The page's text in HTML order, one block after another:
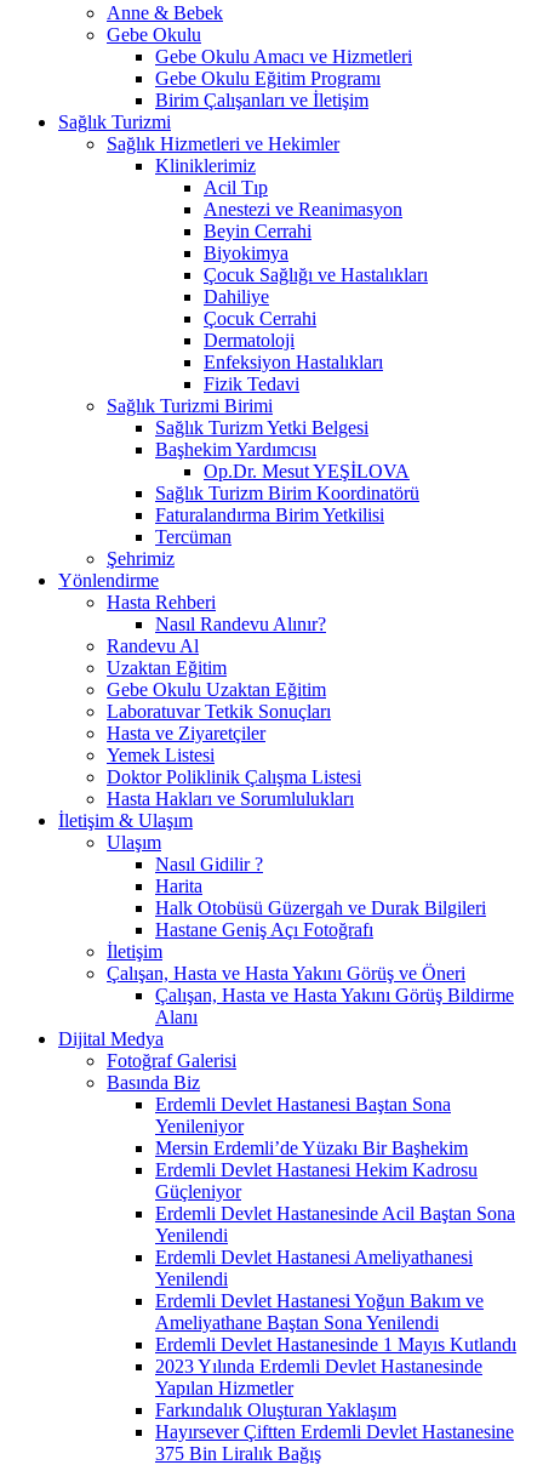
Anne & Bebek
Gebe Okulu
Gebe Okulu Amacı ve Hizmetleri
Gebe Okulu Eğitim Programı
Birim Çalışanları ve İletişim
Sağlık Turizmi
Sağlık Hizmetleri ve Hekimler
Kliniklerimiz
Acil Tıp
Anestezi ve Reanimasyon
Beyin Cerrahi
Biyokimya
Çocuk Sağlığı ve Hastalıkları
Dahiliye
Çocuk Cerrahi
Dermatoloji
Enfeksiyon Hastalıkları
Fizik Tedavi
Sağlık Turizmi Birimi
Sağlık Turizm Yetki Belgesi
Başhekim Yardımcısı
Op.Dr. Mesut YEŞİLOVA
Sağlık Turizm Birim Koordinatörü
Faturalandırma Birim Yetkilisi
Tercüman
Şehrimiz
Yönlendirme
Hasta Rehberi
Nasıl Randevu Alınır?
Randevu Al
Uzaktan Eğitim
Gebe Okulu Uzaktan Eğitim
Laboratuvar Tetkik Sonuçları
Hasta ve Ziyaretçiler
Yemek Listesi
Doktor Poliklinik Çalışma Listesi
Hasta Hakları ve Sorumlulukları
İletişim & Ulaşım
Ulaşım
Nasıl Gidilir ?
Harita
Halk Otobüsü Güzergah ve Durak Bilgileri
Hastane Geniş Açı Fotoğrafı
İletişim
Çalışan, Hasta ve Hasta Yakını Görüş ve Öneri
Çalışan, Hasta ve Hasta Yakını Görüş Bildirme
Alanı
Dijital Medya
Fotoğraf Galerisi
Basında Biz
Erdemli Devlet Hastanesi Baştan Sona
Yenileniyor
Mersin Erdemli’de Yüzakı Bir Başhekim
Erdemli Devlet Hastanesi Hekim Kadrosu
Güçleniyor
Erdemli Devlet Hastanesinde Acil Baştan Sona
Yenilendi
Erdemli Devlet Hastanesi Ameliyathanesi
Yenilendi
Erdemli Devlet Hastanesi Yoğun Bakım ve
Ameliyathane Baştan Sona Yenilendi
Erdemli Devlet Hastanesinde 1 Mayıs Kutlandı
2023 Yılında Erdemli Devlet Hastanesinde
Yapılan Hizmetler
Farkındalık Oluşturan Yaklaşım
Hayırsever Çiftten Erdemli Devlet Hastanesine
375 Bin Liralık Bağış